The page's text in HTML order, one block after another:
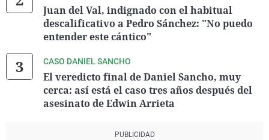
Juan del Val, indignado con el habitual
descalificativo a Pedro Sánchez: "No puedo
entender este cántico"
CASO DANIEL SANCHO
El veredicto final de Daniel Sancho, muy
cerca: así está el caso tres años después del
asesinato de Edwin Arrieta